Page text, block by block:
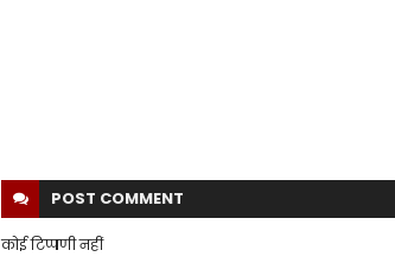
POST COMMENT
कोई टिप्पणी नहीं